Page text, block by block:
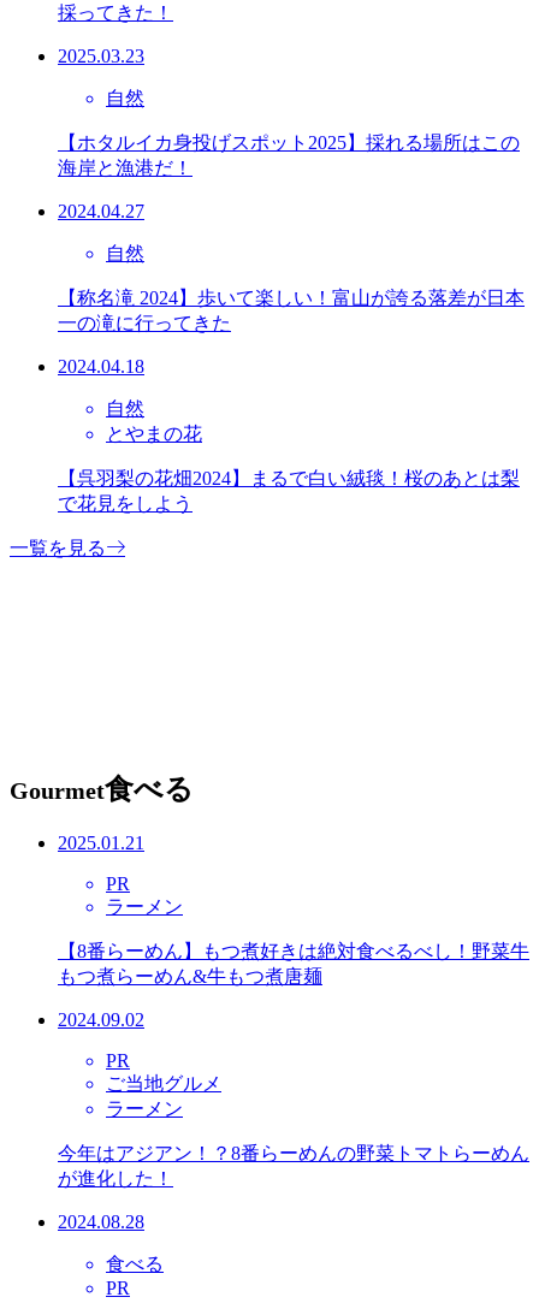
採ってきた！
2025.03.23
自然
【ホタルイカ身投げスポット2025】採れる場所はこの
海岸と漁港だ！
2024.04.27
自然
【称名滝 2024】歩いて楽しい！富山が誇る落差が日本
一の滝に行ってきた
2024.04.18
自然
とやまの花
【呉羽梨の花畑2024】まるで白い絨毯！桜のあとは梨
で花見をしよう
一覧を見る
Gourmet食べる
2025.01.21
PR
ラーメン
【8番らーめん】もつ煮好きは絶対食べるべし！野菜牛
もつ煮らーめん&牛もつ煮唐麺
2024.09.02
PR
ご当地グルメ
ラーメン
今年はアジアン！？8番らーめんの野菜トマトらーめん
が進化した！
2024.08.28
食べる
PR